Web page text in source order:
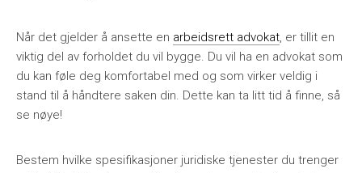
Når det gjelder å ansette en arbeidsrett advokat, er tillit en
viktig del av forholdet du vil bygge. Du vil ha en advokat som
du kan føle deg komfortabel med og som virker veldig i
stand til å håndtere saken din. Dette kan ta litt tid å finne, så
se nøye!
Bestem hvilke spesifikasjoner juridiske tjenester du trenger